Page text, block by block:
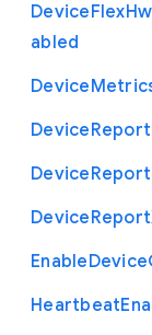
DeviceFlexHw
abled
Device
DeviceReport
DeviceReport
DeviceReport
EnableDevice
Heartbeat